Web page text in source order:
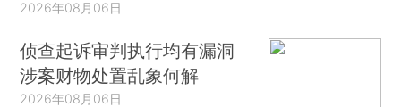
2026年08月06日
侦查起诉审判执行均有漏洞
涉案财物处置乱象何解
2026年08月06日